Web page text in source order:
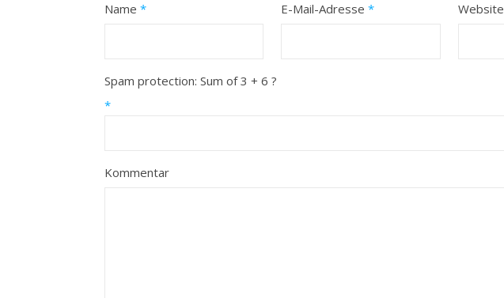
Name * E-Mail-Adresse* Website
Spam protection: Sum of 3 + 6 ?
*
Kommentar